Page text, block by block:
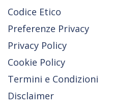
Codice Etico
Preferenze Privacy
Privacy Policy
Cookie Policy
Termini e Condizioni
Disclaimer